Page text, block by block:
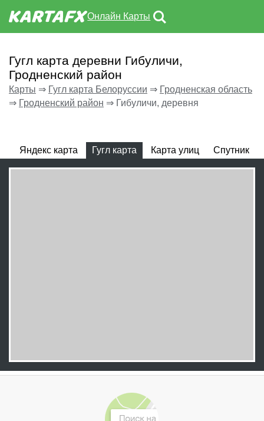
Онлайн Карты
Гугл карта деревни Гибуличи,
Гродненский район
Карты ⇒ Гугл карта Белоруссии ⇒ Гродненская область
⇒ Гродненский район ⇒ Гибуличи, деревня
Яндекс карта Гугл карта Карта улиц Спутник